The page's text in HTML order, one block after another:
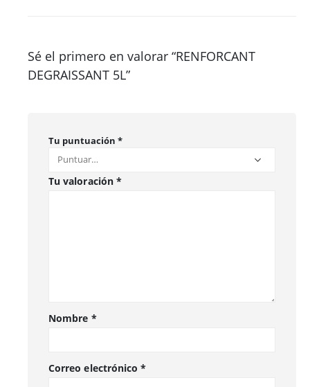
Sé el primero en valorar “RENFORCANT
DEGRAISSANT 5L”
Tu puntuación *
Tu valoración *
Nombre *
Correo electrónico*